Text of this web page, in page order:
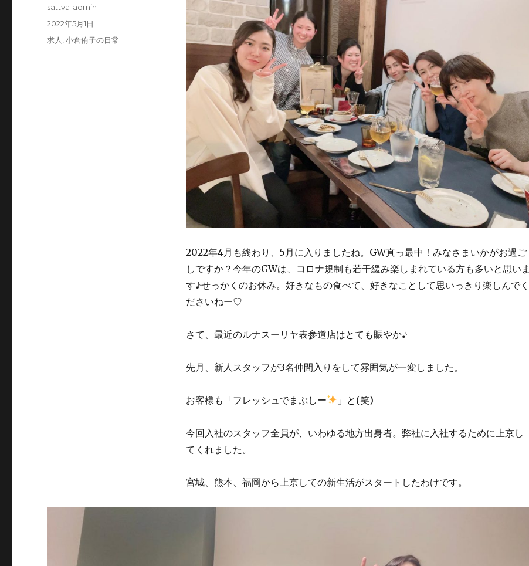
2022年4月も終わり、5月に入りましたね。GW真っ最中！みなさまいかがお過ご
しですか？今年のGWは、コロナ規制も若干緩み楽しまれている方も多いと思いま
す♪せっかくのお休み。好きなもの食べて、好きなことして思いっきり楽しんでく
ださいねー♡
さて、最近のルナスーリヤ表参道店はとても賑やか♪
先月、新人スタッフが3名仲間入りをして雰囲気が一変しました。
お客様も「フレッシュでまぶしー 」と(笑)
今回入社のスタッフ全員が、いわゆる地方出身者。弊社に入社するために上京し
てくれました。
宮城、熊本、福岡から上京しての新生活がスタートしたわけです。
投
sattva-admin
投
稿
2022年5月1日
カ
求人 ,小倉侑子の日常